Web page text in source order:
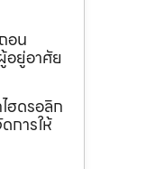
อน
อยู่อาศัย
ฮดรอลิก
การให้